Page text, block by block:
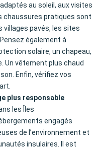
au soleil, aux visites
chaussures pratiques sont
villages pavés, les sites
également à
solaire, un chapeau,
Un vêtement plus chaud
Enfin, vérifiez vos
plus responsable
les Îles
engagés
de l’environnement et
insulaires. Il est